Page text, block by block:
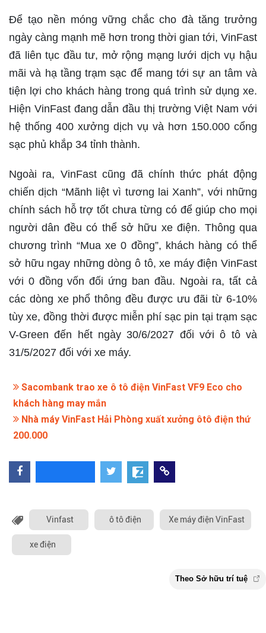
Để tạo nền móng vững chắc cho đà tăng trưởng
ngày càng mạnh mẽ hơn trong thời gian tới, VinFast
đã liên tục đầu tư, mở rộng mạng lưới dịch vụ hậu
mãi và hạ tầng trạm sạc để mang tới sự an tâm và
tiện lợi cho khách hàng trong quá trình sử dụng xe.
Hiện VinFast đang dẫn đầu thị trường Việt Nam với
hệ thống 400 xưởng dịch vụ và hơn 150.000 cổng
sạc phủ khắp 34 tỉnh thành.
Ngoài ra, VinFast cũng đã chính thức phát động
chiến dịch “Mãnh liệt vì tương lai Xanh”, với những
chính sách hỗ trợ tốt chưa từng có để giúp cho mọi
người dân đều có thể sở hữu xe điện. Thông qua
chương trình “Mua xe 0 đồng”, khách hàng có thể
sở hữu ngay những dòng ô tô, xe máy điện VinFast
với 0 đồng vốn đối ứng ban đầu. Ngoài ra, tất cả
các dòng xe phổ thông đều được ưu đãi từ 6-10%
tùy xe, đồng thời được miễn phí sạc pin tại trạm sạc
V-Green đến hết ngày 30/6/2027 đối với ô tô và
31/5/2027 đối với xe máy.
Sacombank trao xe ô tô điện VinFast VF9 Eco cho
khách hàng may mắn
Nhà máy VinFast Hải Phòng xuất xưởng ôtô điện thứ
200.000
Vinfast ô tô điện Xe máy điện VinFast
xe điện